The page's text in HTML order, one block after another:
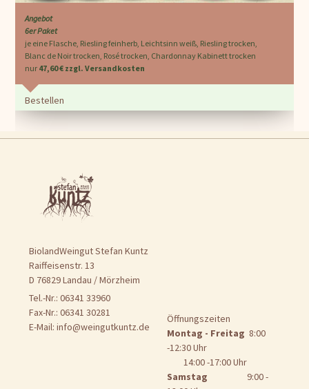
Angebot
6er Paket
je eine Flasche, Riesling feinherb, Leichtsinn weiß, Riesling trocken,
Blanc de Noir trocken, Rosé trocken, Chardonnay Kabinett trocken
nur 47,60 € zzgl. Versandkosten
Bestellen
BiolandWeingut Stefan Kuntz
Raiffeisenstr. 13
D 76829 Landau / Mörzheim
Tel.-Nr.: 06341 33960
Fax-Nr.: 06341 30281
E-Mail:info@weingutkuntz.de
Öffnungszeiten
Montag - Freitag 8:00
-12:30 Uhr
14:00 -17:00 Uhr
Samstag 9:00 -